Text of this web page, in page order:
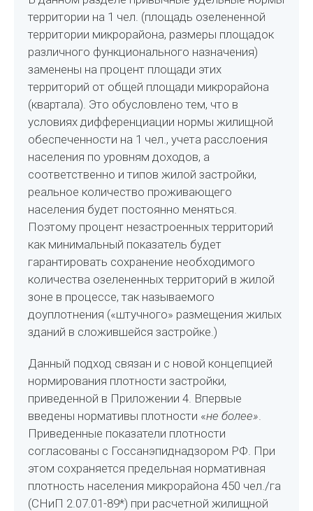
территории на 1 чел. (площадь озелененной
территории микрорайона, размеры площадок
различного функционального назначения)
заменены на процент площади этих
территорий от общей площади микрорайона
(квартала). Это обусловлено тем, что в
условиях дифференциации нормы жилищной
обеспеченности на 1 чел., учета расслоения
населения по уровням доходов, а
соответственно и типов жилой застройки,
реальное количество проживающего
населения будет постоянно меняться.
Поэтому процент незастроенных территорий
как минимальный показатель будет
гарантировать сохранение необходимого
количества озелененных территорий в жилой
зоне в процессе, так называемого
доуплотнения («штучного» размещения жилых
зданий в сложившейся застройке.)
Данный подход связан и с новой концепцией
нормирования плотности застройки,
приведенной в Приложении 4. Впервые
введены нормативы плотности «не более».
Приведенные показатели плотности
согласованы с Госсанэпиднадзором РФ. При
этом сохраняется предельная нормативная
плотность населения микрорайона 450 чел./га
(СНиП 2.07.01-89*) при расчетной жилищной